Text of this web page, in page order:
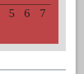
5 6
7